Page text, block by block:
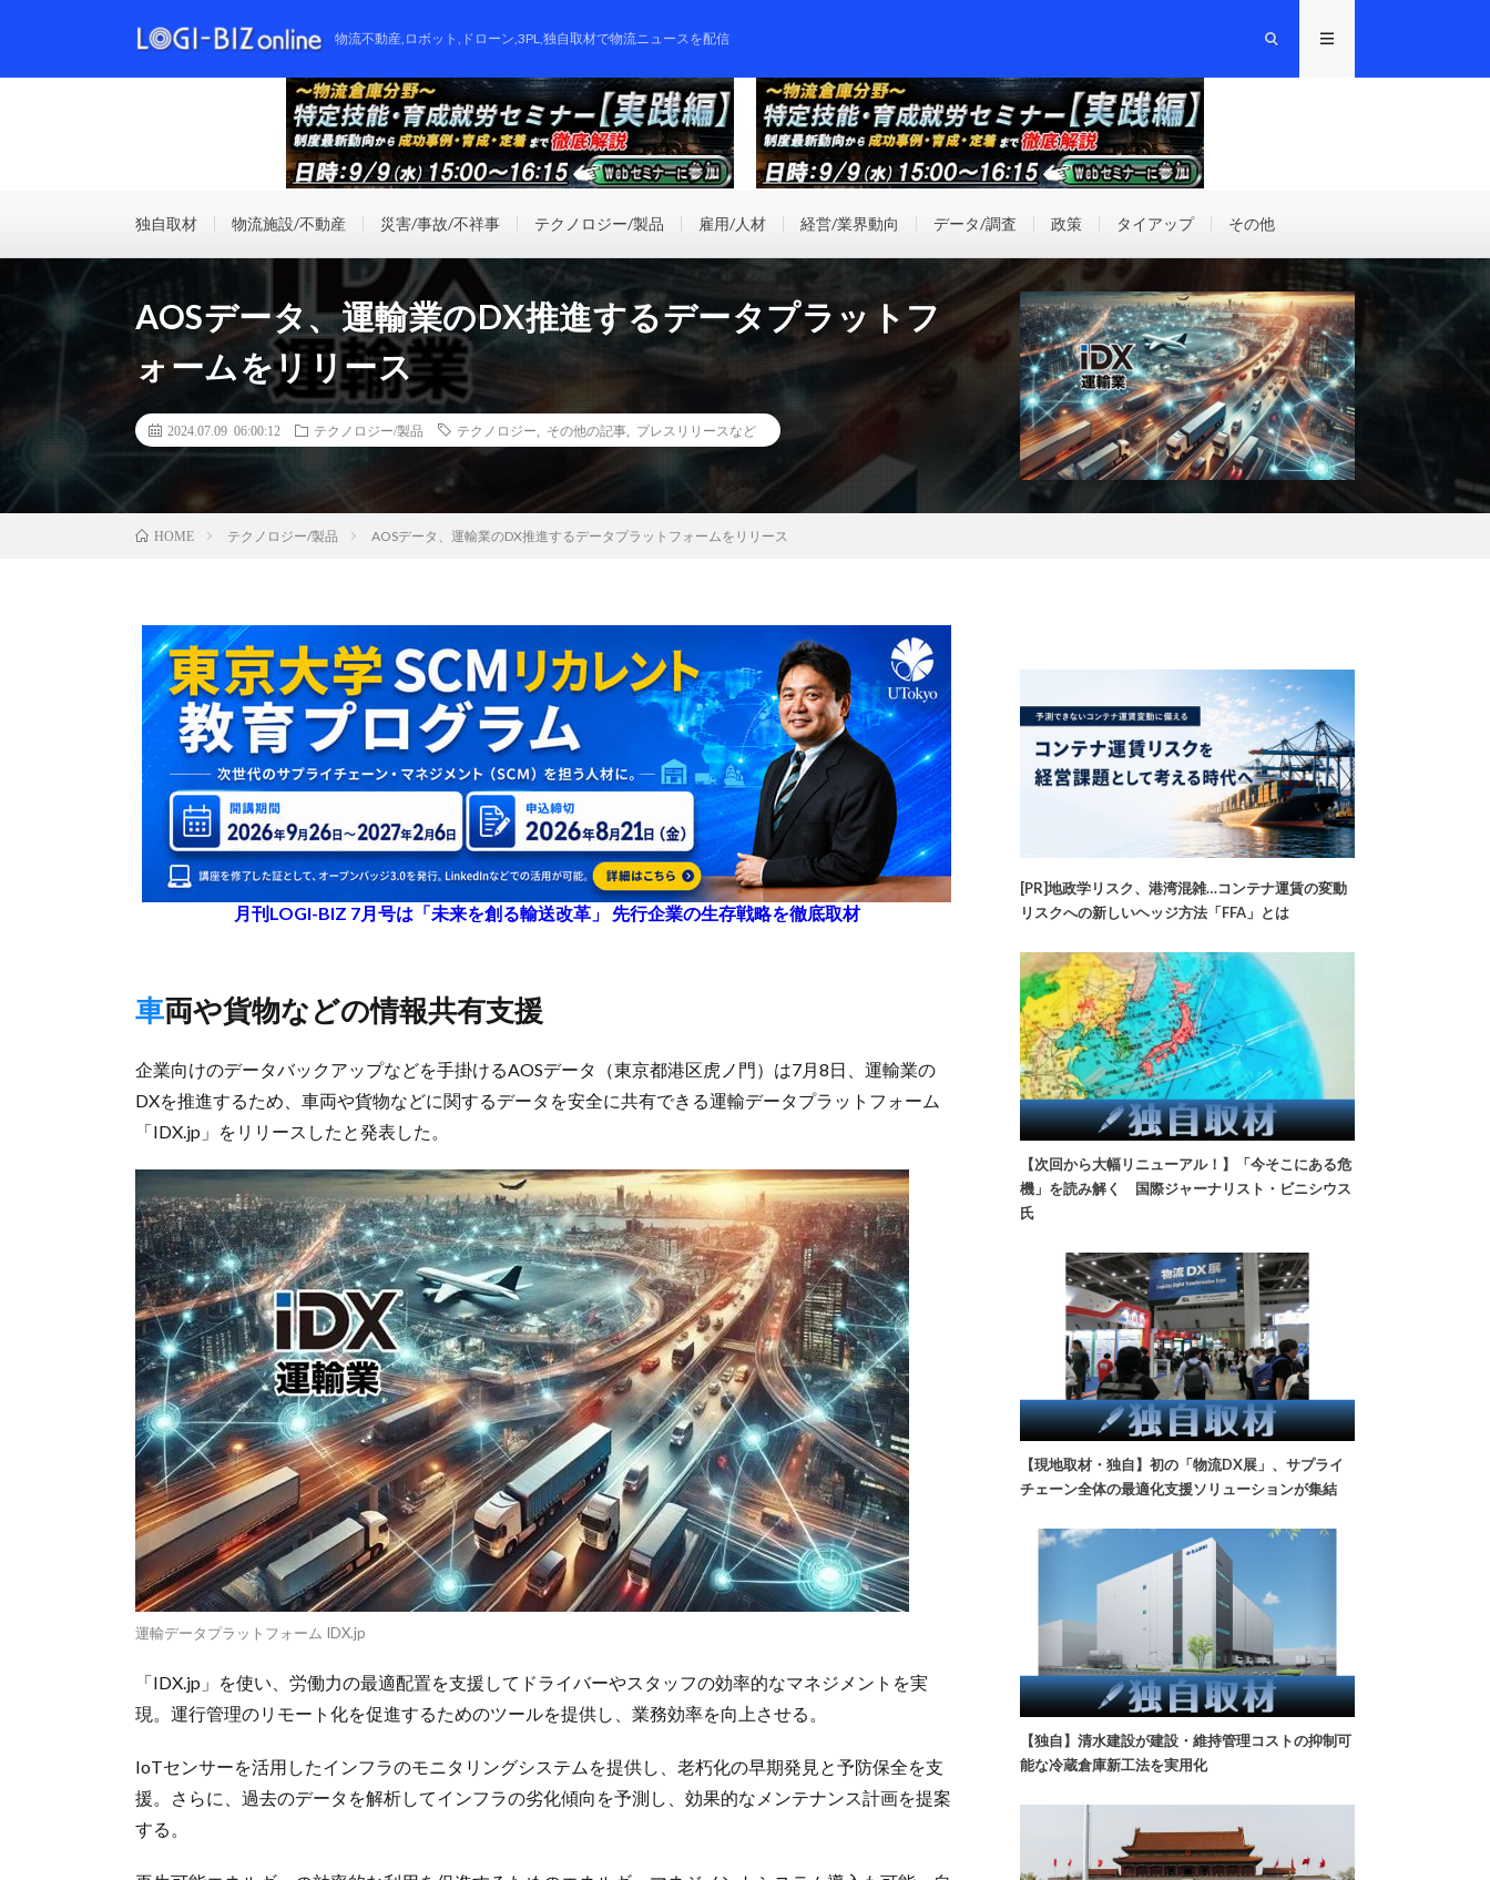
物流不動産,ロボット,ドローン,3PL,独自取材で物流ニュースを配信
独自取材 物流施設/不動産 災害/事故/不祥事 テクノロジー/製品 雇用/人材 経営/業界動向 データ/調査 政策 タイアップ その他
AOSデータ、運輸業のDX推進するデータプラットフ
ォームをリリース
2024.07.09 06:00:12 テクノロジー/製品 テクノロジー その他の記事 プレスリリースなど
HOME テクノロジー/製品 AOSデータ、運輸業のDX推進するデータプラットフォームをリリース
月刊LOGI-BIZ 7月号は「未来を創る輸送改革」 先行企業の生存戦略を徹底取材
車両や貨物などの情報共有支援
企業向けのデータバックアップなどを手掛けるAOSデータ（東京都港区虎ノ門）は7月8日、運輸業の
DXを推進するため、車両や貨物などに関するデータを安全に共有できる運輸データプラットフォーム
「IDX.jp」をリリースしたと発表した。
運輸データプラットフォーム IDX.jp
「IDX.jp」を使い、労働力の最適配置を支援してドライバーやスタッフの効率的なマネジメントを実
現。運行管理のリモート化を促進するためのツールを提供し、業務効率を向上させる。
IoTセンサーを活用したインフラのモニタリングシステムを提供し、老朽化の早期発見と予防保全を支
援。さらに、過去のデータを解析してインフラの劣化傾向を予測し、効果的なメンテナンス計画を提案
する。
[PR]地政学リスク、港湾混雑…コンテナ運賃の変動
リスクへの新しいヘッジ方法「FFA」とは
【次回から大幅リニューアル！】「今そこにある危
機」を読み解く 国際ジャーナリスト・ビニシウス
氏
【現地取材・独自】初の「物流DX展」、サプライ
チェーン全体の最適化支援ソリューションが集結
【独自】清水建設が建設・維持管理コストの抑制可
能な冷蔵倉庫新工法を実用化